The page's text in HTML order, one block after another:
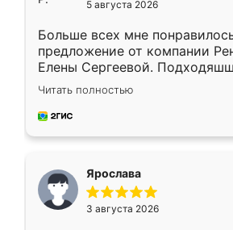
5 августа 2026
Больше всех мне
предложение от компании
Елены Сергеевой.
короткие сроки
для замера сотрудник
предложил по моему эскизу
Читать полностью
Ярослава
3 августа 2026